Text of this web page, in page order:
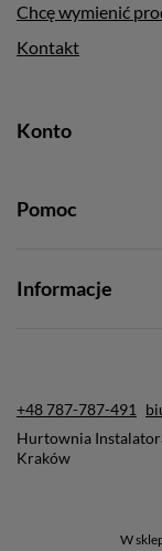
Chcę wymienić
Kontakt
Konto
Pomoc
Informacje
+48 787-787-491
Hurtownia
Kraków
W